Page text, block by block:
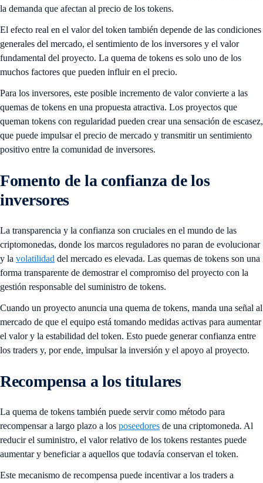
la demanda que afectan al precio de los tokens.
El efecto real en el valor del token también depende de las condiciones
generales del mercado, el sentimiento de los inversores y el valor
fundamental del proyecto. La quema de tokens es solo uno de los
muchos factores que pueden influir en el precio.
Para los inversores, este posible incremento de valor convierte a las
quemas de tokens en una propuesta atractiva. Los proyectos que
queman tokens con regularidad pueden crear una sensación de escasez,
que puede impulsar el precio de mercado y transmitir un sentimiento
positivo entre la comunidad de inversores.
Fomento de la confianza de los
inversores
La transparencia y la confianza son cruciales en el mundo de las
criptomonedas, donde los marcos reguladores no paran de evolucionar
y la volatilidad del mercado es elevada. Las quemas de tokens son una
forma transparente de demostrar el compromiso del proyecto con la
gestión responsable del suministro de tokens.
Cuando un proyecto anuncia una quema de tokens, manda una señal al
mercado de que el equipo está tomando medidas activas para aumentar
el valor y la estabilidad del token. Esto puede generar confianza entre
los traders y, por ende, impulsar la inversión y el apoyo al proyecto.
Recompensa a los titulares
La quema de tokens también puede servir como método para
recompensar a largo plazo a los poseedores de una criptomoneda. Al
reducir el suministro, el valor relativo de los tokens restantes puede
aumentar y beneficiar a aquellos que todavía conservan el token.
Este mecanismo de recompensa puede incentivar a los traders a